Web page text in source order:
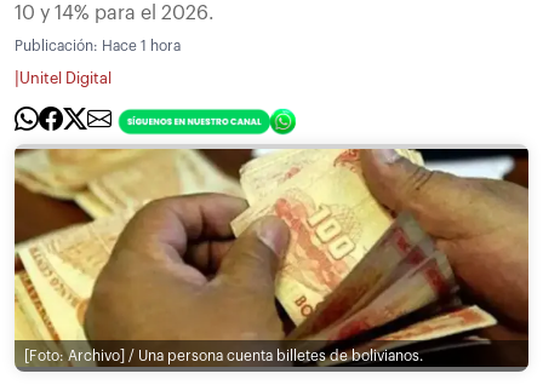
10 y 14% para el 2026.
Publicación: Hace 1 hora
Unitel Digital
[Foto: Archivo] / Una persona cuenta billetes de bolivianos.